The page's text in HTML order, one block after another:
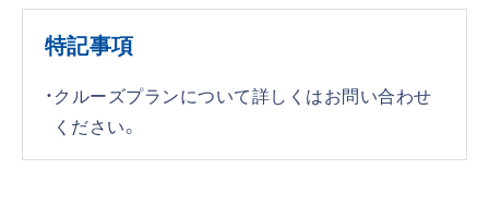
モデルコース
レディクリスタル チャータープラン（2時間）